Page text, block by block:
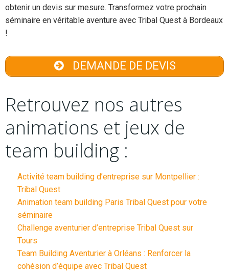
obtenir un devis sur mesure. Transformez votre prochain
séminaire en véritable aventure avec Tribal Quest à Bordeaux
!
DEMANDE DE DEVIS
Retrouvez nos autres
animations et jeux de
team building :
Activité team building d’entreprise sur Montpellier :
Tribal Quest
Animation team building Paris Tribal Quest pour votre
séminaire
Challenge aventurier d’entreprise Tribal Quest sur
Tours
Team Building Aventurier à Orléans : Renforcer la
cohésion d’équipe avec Tribal Quest